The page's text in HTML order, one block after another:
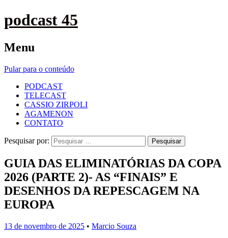
podcast 45
Menu
Pular para o conteúdo
PODCAST
TELECAST
CASSIO ZIRPOLI
AGAMENON
CONTATO
Pesquisar por:
GUIA DAS ELIMINATÓRIAS DA COPA
2026 (PARTE 2)- AS “FINAIS” E
DESENHOS DA REPESCAGEM NA
EUROPA
13 de novembro de 2025 • Marcio Souza